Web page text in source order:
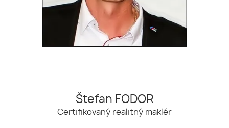
Štefan FODOR
Certifikovaný realitný maklér